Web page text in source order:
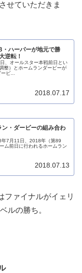
せていただきま
・ハーパーが地元で勝
逆転！
、オールスター本戦前日とい
整）とホームランダービーが
ビ...
2018.07.17
ン・ダービーの組み合わ
7月11日、2018年（第89
ム前日に行われるホームラン
2018.07.13
ファイナルがイェリ
ルの勝ち。